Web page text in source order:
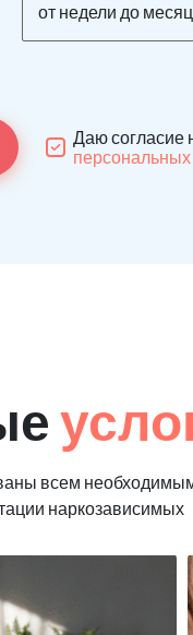
от недели до
Даю согласие
всем
наркозависимых